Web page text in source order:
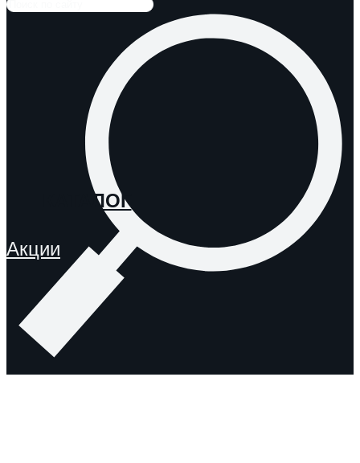
КАТАЛОГ
Акции